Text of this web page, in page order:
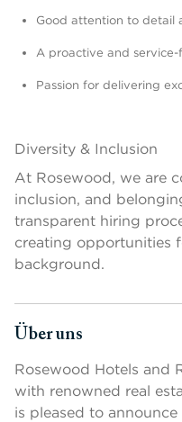
Good attention to detail
A proactive and
Passion for delivering
Diversity & Inclusion
At Rosewood, we are
inclusion, and
transparent hiring
creating opportunities
background.
Über uns
Drücken Sie die
Rosewood Hotels and
with renowned real
is pleased to